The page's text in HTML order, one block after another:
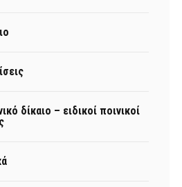
δίκαιο – ειδικοί ποινικοί